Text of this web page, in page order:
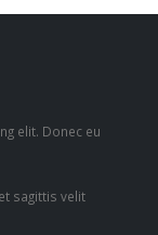
elit. Donec eu
sagittis velit